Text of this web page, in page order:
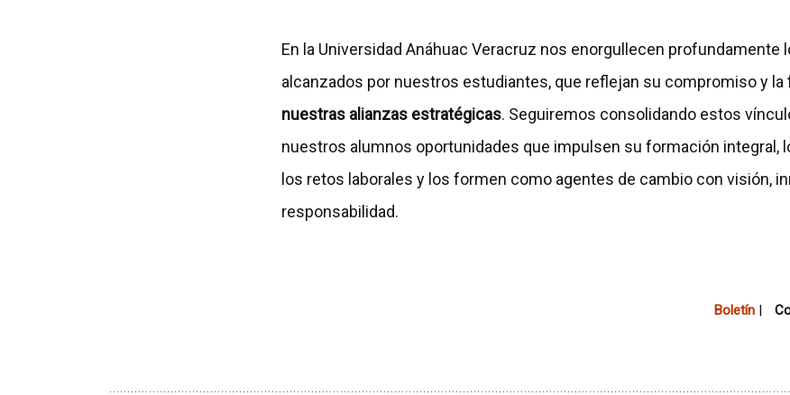
En la Universidad Anáhuac Veracruz nos enorgullecen profundamente
alcanzados por nuestros estudiantes, que reflejan su compromiso y la
nuestras alianzas estratégicas. Seguiremos consolidando estos
nuestros alumnos oportunidades que impulsen su formación integral,
los retos laborales y los formen como agentes de cambio con visión,
responsabilidad.
Boletín